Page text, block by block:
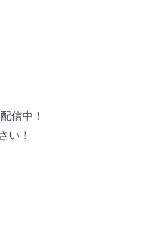
信中！
い！